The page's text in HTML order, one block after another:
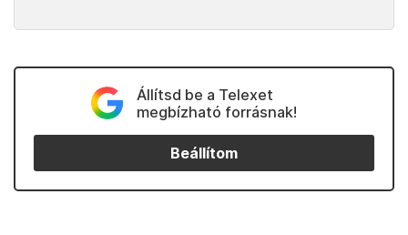
Állítsd be a Telexet
megbízható forrásnak!
Beállítom